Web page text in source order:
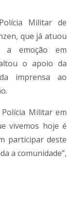
Militar de
que já atuou
a emoção em
o apoio da
imprensa ao
Militar em
vivemos hoje é
participar deste
a comunidade”,